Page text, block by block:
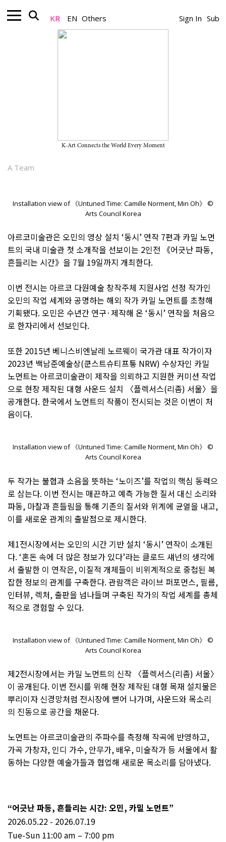
KR EN Others Sign In Sub
K-Art Connects the World Every Moment
A Team
Installation view of 《Untuned Time: Camille Norment, Min Oh》 ©
Arts Council Korea
아르코미술관은 오민의 영상 설치 ‘동시’ 연작 7편과 카밀 노먼
트의 국내 미술관 첫 소개작을 선보이는 2인전 《어긋난 파동,
흔들리는 시간》을 7월 19일까지 개최한다.
이번 전시는 아르코 다원예술 창작주체 지원사업 선정 작가인
오민의 작업 세계와 공명하는 해외 작가 카밀 노먼트를 초청해
기획됐다. 오민은 수년간 연구·제작해 온 ‘동시’ 연작을 처음으
로 한자리에서 선보인다.
또한 2015년 베니스비엔날레 노르웨이 국가관 대표 작가이자
2023년 백남준예술상(쿤스트슈티프퉁 NRW) 수상자인 카밀
노먼트는 아르코미술관이 제작을 의뢰하고 지원한 커미션 작업
으로 현장 제작된 대형 사운드 설치 〈플렉서스(리좀) 서울〉을
공개한다. 한국에서 노먼트의 작품이 전시되는 것은 이번이 처
음이다.
Installation view of 《Untuned Time: Camille Norment, Min Oh》 ©
Arts Council Korea
두 작가는 불협과 소음을 뜻하는 ‘노이즈’를 작업의 핵심 동력으
로 삼는다. 이번 전시는 매끈하고 예측 가능한 질서 대신 소리와
파동, 마찰과 흔들림을 통해 기존의 질서와 위계에 균열을 내고,
이를 새로운 관계의 출발점으로 제시한다.
제1전시장에서는 오민의 시간 기반 설치 ‘동시’ 연작이 소개된
다. ‘혼돈 속에 더 많은 정보가 있다’라는 클로드 섀넌의 생각에
서 출발한 이 연작은, 이질적 개체들이 비위계적으로 중첩된 복
잡한 정보의 관계를 구축한다. 관람객은 라이브 퍼포먼스, 필름,
인터뷰, 렉처, 출판을 넘나들며 구축된 작가의 작업 세계를 총체
적으로 경험할 수 있다.
Installation view of 《Untuned Time: Camille Norment, Min Oh》 ©
Arts Council Korea
제2전시장에서는 카밀 노먼트의 신작 〈플렉서스(리좀) 서울〉
이 공개된다. 이번 전시를 위해 현장 제작된 대형 목재 설치물은
뿌리이자 신경망처럼 전시장에 뻗어 나가며, 사운드와 목소리
의 진동으로 공간을 채운다.
노먼트는 아르코미술관의 주파수를 측정해 작곡에 반영하고,
가곡 가창자, 인디 가수, 안무가, 배우, 미술작가 등 서울에서 활
동하는 다양한 예술가들과 협업해 새로운 목소리를 담아냈다.
“어긋난 파동, 흔들리는 시간: 오민, 카밀 노먼트”
2026.05.22 - 2026.07.19
Tue-Sun 11:00 am – 7:00 pm